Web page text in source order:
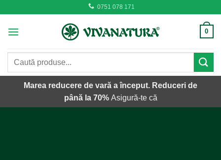
content
0751 078 171
0
Caută
Marea reducere de vară a început. Reduceri de
până la 70% Asigură-te că